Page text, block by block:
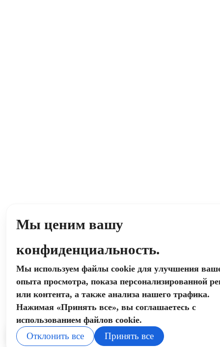
Мы ценим вашу
конфиденциальность.
Мы используем файлы cookie для улучшения
опыта просмотра, показа персонализированной
или контента, а также анализа нашего трафика.
Нажимая «Принять все», вы соглашаетесь с
использованием файлов cookie.
Отклонить все Принять все